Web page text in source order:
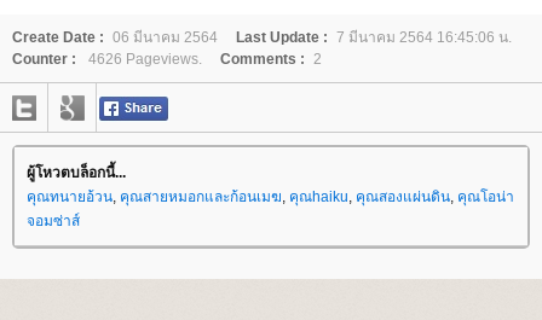
Create Date : 06 มีนาคม 2564 Last Update : 7 มีนาคม 2564 16:45:06 น.
Counter :
4626 Pageviews. Comments : 2
ผู้โหวตบล็อกนี้...
คุณทนายอ้วน, คุณสายหมอกและก้อนเมฆ, คุณhaiku, คุณสองแผ่นดิน, คุณโอน่า
จอมซ่าส์